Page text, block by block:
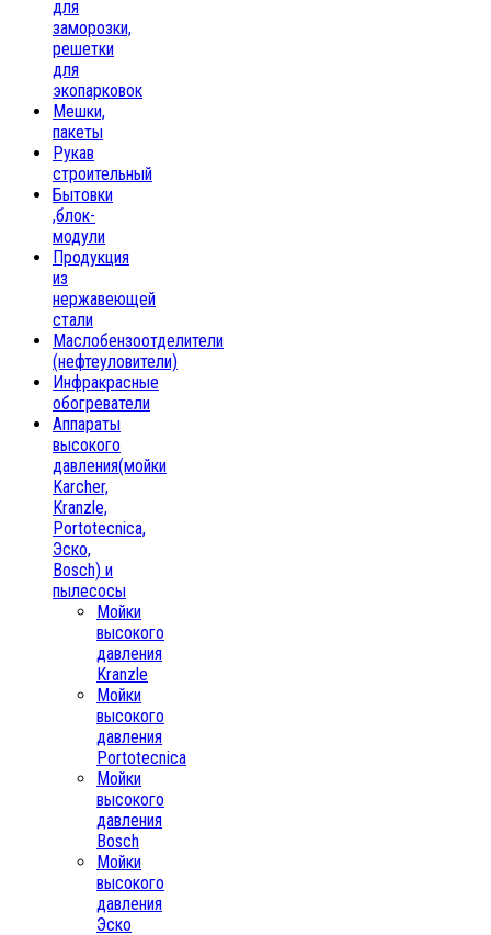
для
заморозки,
решетки
для
экопарковок
Мешки,
пакеты
Рукав
строительный
Бытовки
,блок-
модули
Продукция
из
нержавеющей
стали
Маслобензоотделители
(нефтеуловители)
Инфракрасные
обогреватели
Аппараты
высокого
давления(мойки
Karcher,
Kranzle,
Portotecnica,
Эско,
Bosch) и
пылесосы
Мойки
высокого
давления
Kranzle
Мойки
высокого
давления
Portotecnica
Мойки
высокого
давления
Bosch
Мойки
высокого
давления
Эско